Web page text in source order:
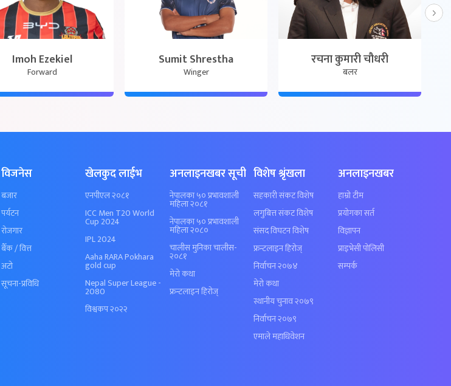
Imoh Ezekiel
Forward
Sumit Shrestha
Winger
रचना कुमारी चौधरी
बलर
विजनेस
बजार
पर्यटन
रोजगार
बैँक / वित्त
अटो
सूचना-प्रविधि
खेलकुद लाईभ
एनपीएल २०८१
ICC Men T20 World
Cup 2024
IPL 2024
Aaha RARA Pokhara
gold cup
Nepal Super League -
2080
विश्वकप २०२२
अनलाइनखबर सूची
नेपालका ५० प्रभावशाली
महिला २०८१
नेपालका ५० प्रभावशाली
महिला २०८०
चालीस मुनिका चालीस-
२०८१
मेरो कथा
फ्रन्टलाइन हिरोज्
विशेष श्रृंखला
सहकारी संकट विशेष
लगुबित्त संकट विशेष
संसद विघटन विशेष
फ्रन्टलाइन हिरोज्
निर्वाचन २०७४
मेरो कथा
स्थानीय चुनाव २०७९
निर्वाचन २०७९
एमाले महाधिवेशन
अनलाइनखबर
हाम्रो टीम
प्रयोगका सर्त
विज्ञापन
प्राइभेसी पोलिसी
सम्पर्क